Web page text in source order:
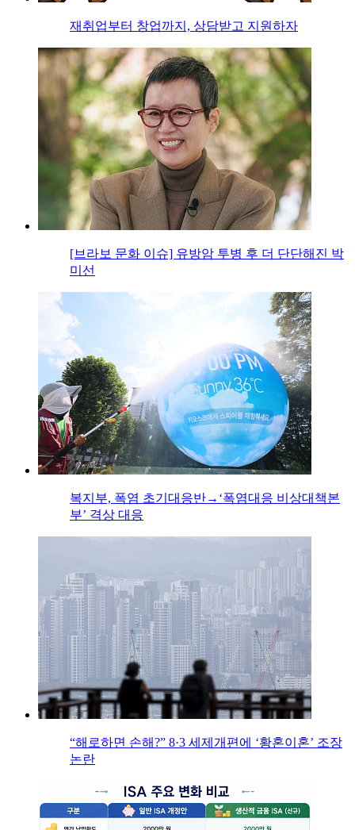
재취업부터 창업까지, 상담받고 지원하자
[브라보 문화 이슈] 유방암 투병 후 더 단단해진 박
미선
복지부, 폭염 초기대응반→‘폭염대응 비상대책본
부’ 격상 대응
“해로하면 손해?” 8·3 세제개편에 ‘황혼이혼’ 조장
논란